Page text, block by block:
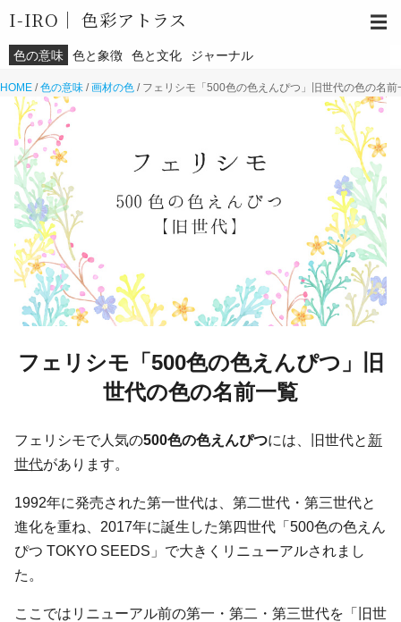
I-IRO｜ 色彩アトラス
色の意味 色と象徴 色と文化 ジャーナル
☰
HOME / 色の意味 / 画材の色 /フェリシモ「500色の色えんぴつ」旧世代の色の名前
フェリシモ「500色の色えんぴつ」旧
世代の色の名前一覧
フェリシモで人気の500色の色えんぴつには、旧世代と 新
世代があります。
1992年に発売された第一世代は、第二世代・第三世代と
進化を重ね、2017年に誕生した第四世代「500色の色えん
ぴつ TOKYO SEEDS」で大きくリニューアルされまし
た。
ここではリニューアル前の第一・第二・第三世代を「旧世